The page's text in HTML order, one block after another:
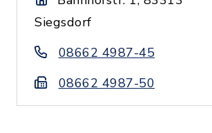
Siegsdorf
08662 4987-45
08662 4987-50